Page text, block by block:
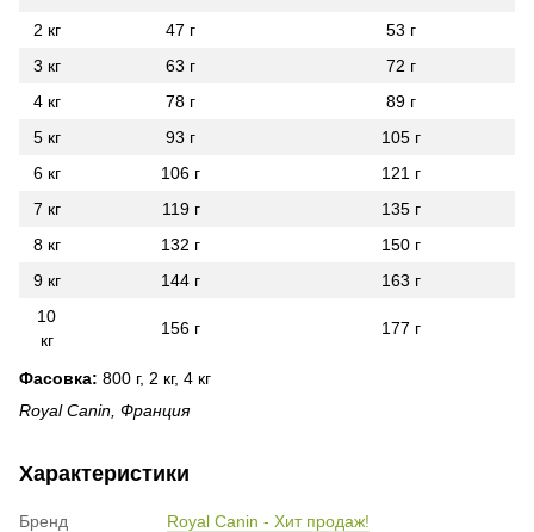
2 кг
47 г
53 г
3 кг
63 г
72 г
4 кг
78 г
89 г
5 кг
93 г
105 г
6 кг
106 г
121 г
7 кг
119 г
135 г
8 кг
132 г
150 г
9 кг
144 г
163 г
10
кг
156 г 177 г
Фасовка: 800 г, 2 кг, 4 кг
Royal Canin, Франция
Характеристики
Бренд
Royal Canin - Хит продаж!